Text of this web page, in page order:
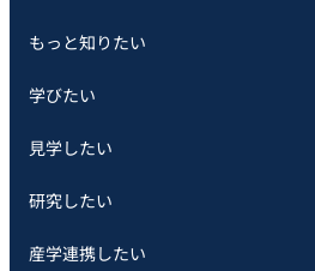
もっと知りたい
学びたい
見学したい
研究したい
産学連携したい